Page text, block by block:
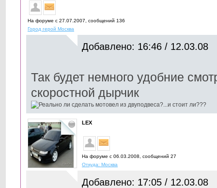
На форуме с 27.07.2007, cообщений 136
Город герой Москва
Добавлено: 16:46 / 12.03.08
Так будет немного удобние
скоростной дырчик
LEX
На форуме с 06.03.2008, cообщений 27
Откуда: Москва
Добавлено: 17:05 / 12.03.08